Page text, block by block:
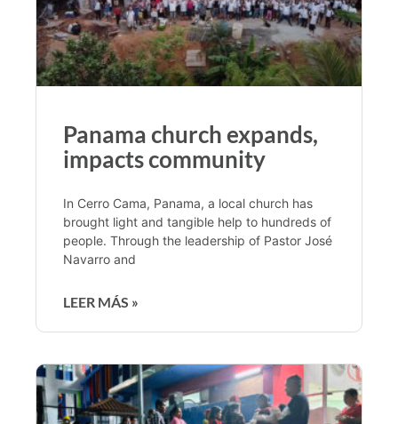
Panama church expands,
impacts community
In Cerro Cama, Panama, a local church has
brought light and tangible help to hundreds of
people. Through the leadership of Pastor José
Navarro and
LEER MÁS »